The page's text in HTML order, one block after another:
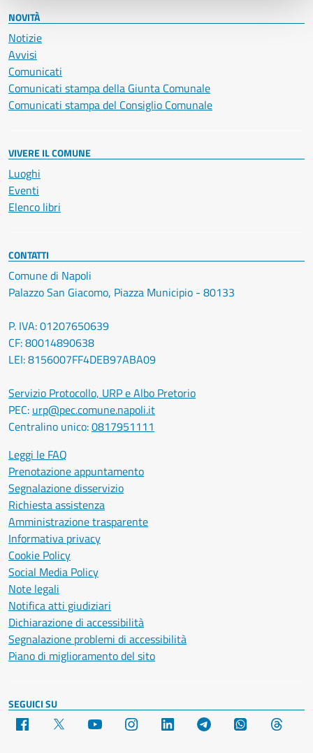
NOVITÀ
Notizie
Avvisi
Comunicati
Comunicati stampa della Giunta Comunale
Comunicati stampa del Consiglio Comunale
VIVERE IL COMUNE
Luoghi
Eventi
Elenco libri
CONTATTI
Comune di Napoli
Palazzo San Giacomo, Piazza Municipio - 80133
P. IVA: 01207650639
CF: 80014890638
LEI: 8156007FF4DEB97ABA09
Servizio Protocollo, URP e Albo Pretorio
PEC: urp@pec.comune.napoli.it
Centralino unico:0817951111
Leggi le FAQ
Prenotazione appuntamento
Segnalazione disservizio
Richiesta assistenza
Amministrazione trasparente
Informativa privacy
Cookie Policy
Social Media Policy
Note legali
Notifica atti giudiziari
Dichiarazione di accessibilità
Segnalazione problemi di accessibilità
Piano di miglioramento del sito
SEGUICI SU
Facebook YouTube Instagram LinkedIn Telegram WhatsApp